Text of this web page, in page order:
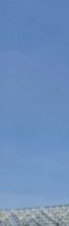
softwaru;
Okrem toho
stránky (vrátene
nainštalujete
Vašich
o
Analytics v plnej